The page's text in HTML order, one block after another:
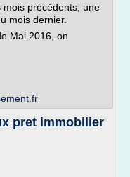
précédents, une
mois dernier.
Mai 2016, on
pret immobilier